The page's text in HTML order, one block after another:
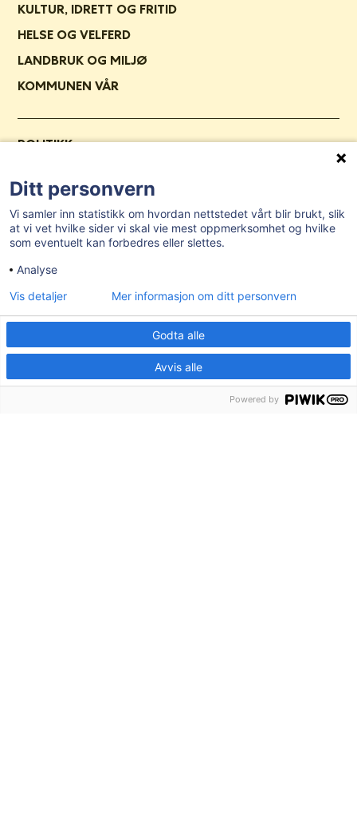
KULTUR, IDRETT OG FRITID
HELSE OG VELFERD
LANDBRUK OG MILJØ
KOMMUNEN VÅR
POLITIKK
Politisk organisering
Politiske møter og sakspapirer
Mosseregionen interkommunalt politisk råd
KommuneTV
Kommunedirektør
Stab Økonomi/ miljø og teknikk
Ditt personvern
Vi samler inn statistikk om hvordan nettstedet vårt blir brukt, slik
at vi vet hvilke sider vi skal vie mest oppmerksomhet og hvilke
som eventuelt kan forbedres eller slettes.
Analyse
Godta alle
Avvis alle
Vis detaljer Mer informasjon om ditt personvern
Powered by